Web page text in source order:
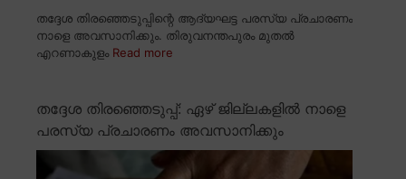
തദ്ദേശ തിരഞ്ഞെടുപ്പിന്റെ ആദ്യഘട്ട പരസ്യ പ്രചാരണം
നാളെ അവസാനിക്കും. തിരുവനന്തപുരം മുതൽ
എറണാകുളം Read more
തദ്ദേശ തിരഞ്ഞെടുപ്പ്: ഏഴ് ജില്ലകളിൽ നാളെ
പരസ്യ പ്രചാരണം അവസാനിക്കും